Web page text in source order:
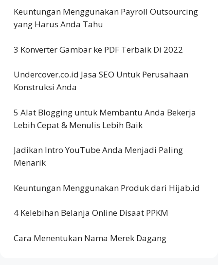
Keuntungan Menggunakan Payroll Outsourcing
yang Harus Anda Tahu
3 Konverter Gambar ke PDF Terbaik Di 2022
Undercover.co.id Jasa SEO Untuk Perusahaan
Konstruksi Anda
5 Alat Blogging untuk Membantu Anda Bekerja
Lebih Cepat & Menulis Lebih Baik
Jadikan Intro YouTube Anda Menjadi Paling
Menarik
Keuntungan Menggunakan Produk dari Hijab.id
4 Kelebihan Belanja Online Disaat PPKM
Cara Menentukan Nama Merek Dagang